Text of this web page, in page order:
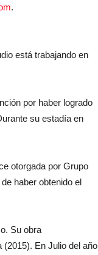
.
está trabajando en
por haber logrado
su estadía en
otorgada por Grupo
haber obtenido el
Su obra
En Julio del año